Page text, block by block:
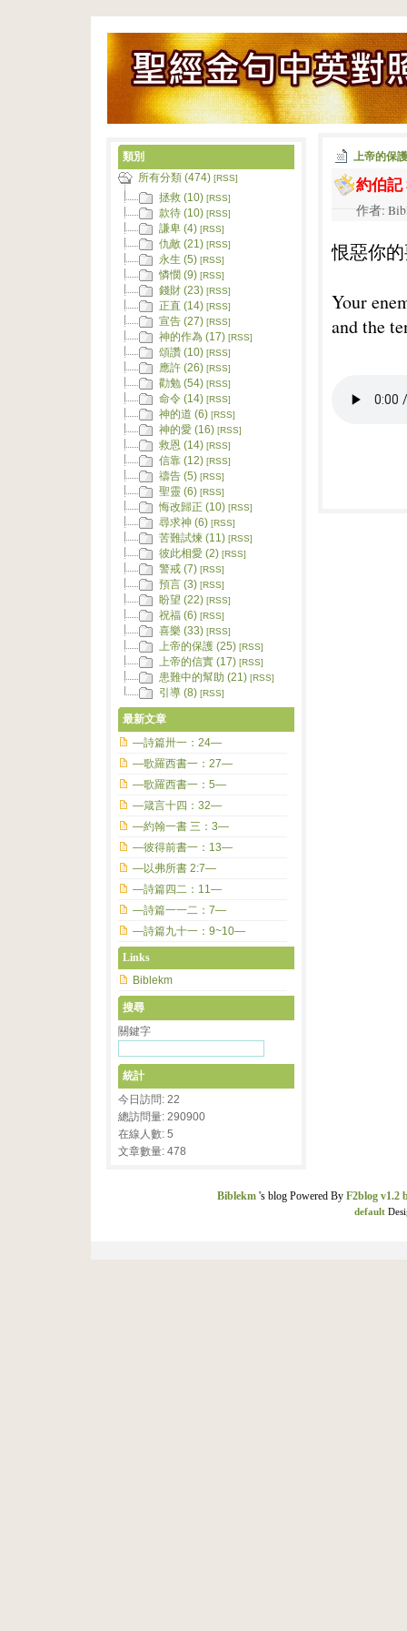
上帝的保護
約伯記
作者:
恨惡你
Your
and the
類別
所有分類 (474) [RSS]
拯救 (10) [RSS]
款待 (10) [RSS]
謙卑 (4) [RSS]
仇敵 (21) [RSS]
永生 (5) [RSS]
憐憫 (9) [RSS]
錢財 (23) [RSS]
正直 (14) [RSS]
宣告 (27) [RSS]
神的作為 (17) [RSS]
頌讚 (10) [RSS]
應許 (26) [RSS]
勸勉 (54) [RSS]
命令 (14) [RSS]
神的道 (6) [RSS]
神的愛 (16) [RSS]
救恩 (14) [RSS]
信靠 (12) [RSS]
禱告 (5) [RSS]
聖靈 (6) [RSS]
悔改歸正 (10) [RSS]
尋求神 (6) [RSS]
苦難試煉 (11) [RSS]
彼此相愛 (2) [RSS]
警戒 (7) [RSS]
預言 (3) [RSS]
盼望 (22) [RSS]
祝福 (6) [RSS]
喜樂 (33) [RSS]
上帝的保護 (25) [RSS]
上帝的信實 (17) [RSS]
患難中的幫助 (21) [RSS]
引導 (8) [RSS]
最新文章
—詩篇卅一：24—
—歌羅西書一：27—
—歌羅西書一：5—
—箴言十四：32—
—約翰一書 三：3—
—彼得前書一：13—
—以弗所書 2:7—
—詩篇四二：11—
—詩篇一一二：7—
—詩篇九十一：9~10—
Links
Biblekm
搜尋
關鍵字
統計
今日訪問: 22
總訪問量: 290900
在線人數: 5
文章數量: 478
Biblekm 's blog Powered By F2blog v1.2
default